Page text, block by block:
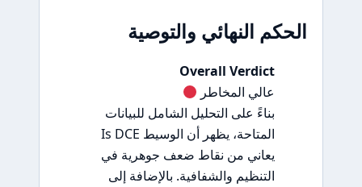
الحكم النهائي والتوصية
Overall Verdict
عالي المخاطر
بناءً على التحليل الشامل للبيانات
المتاحة، يظهر أن الوسيط Is DCE
يعاني من نقاط ضعف جوهرية في
التنظيم والشفافية. بالإضافة إلى